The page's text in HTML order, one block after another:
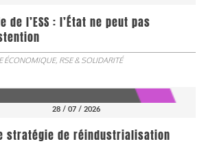
l’ESS : l’État ne peut pas
ÉCONOMIQUE, RSE & SOLIDARITÉ
28 / 07 / 2026
stratégie de réindustrialisation